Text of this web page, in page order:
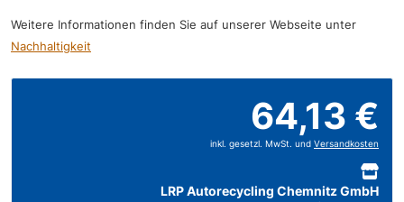
Weitere Informationen finden Sie auf unserer Webseite unter
Nachhaltigkeit
64,13 €
inkl. gesetzl. MwSt. und Versandkosten
LRP Autorecycling Chemnitz GmbH